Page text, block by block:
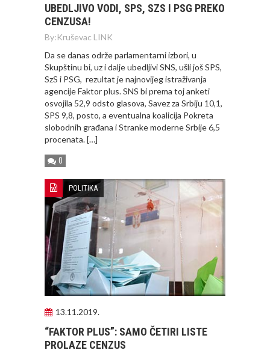
UBEDLJIVO VODI, SPS, SZS I PSG PREKO
CENZUSA!
By:Kruševac LINK
Da se danas održe parlamentarni izbori, u
Skupštinu bi, uz i dalje ubedljivi SNS, ušli još SPS,
SzS i PSG, rezultat je najnovijeg istraživanja
agencije Faktor plus. SNS bi prema toj anketi
osvojila 52,9 odsto glasova, Savez za Srbiju 10,1,
SPS 9,8, posto, a eventualna koalicija Pokreta
slobodnih građana i Stranke moderne Srbije 6,5
procenata. […]
0
POLITIKA
13.11.2019.
“FAKTOR PLUS”: SAMO ČETIRI LISTE
PROLAZE CENZUS